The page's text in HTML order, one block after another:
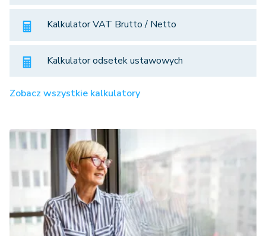
Kalkulator VAT Brutto / Netto
Kalkulator odsetek ustawowych
Zobacz wszystkie kalkulatory